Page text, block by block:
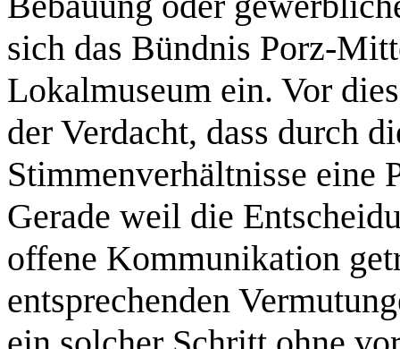
sich das Bündnis Porz-
Lokalmuseum ein. Vor
der Verdacht, dass durch
Stimmenverhältnisse eine
Gerade weil die
offene Kommunikation
entsprechenden